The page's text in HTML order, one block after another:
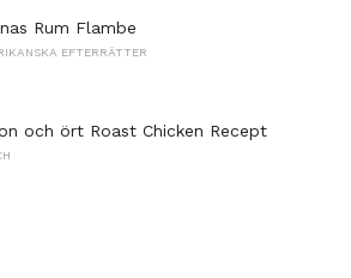
Rum Flambe
EFTERRÄTTER
och ört Roast Chicken Recept